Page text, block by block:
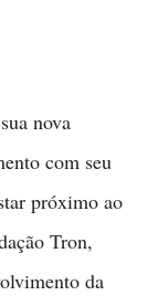
nova
com seu
próximo ao
Tron,
da